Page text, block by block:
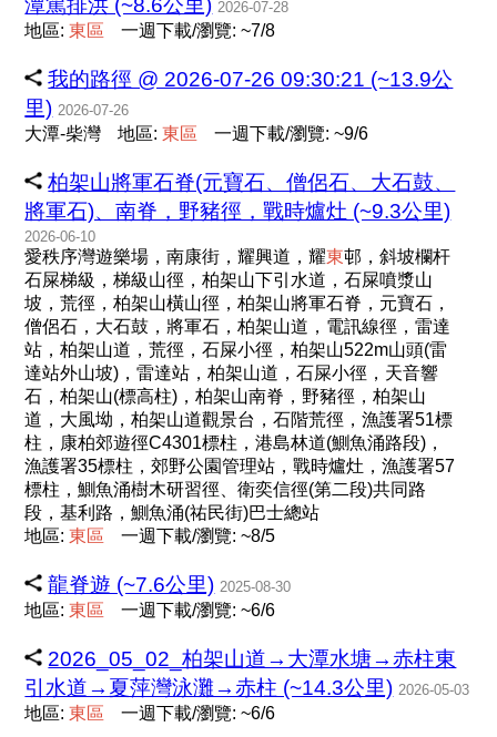
潭篤排洪 (~8.6公里) 2026-07-28
地區:東區 一週下載/瀏覽: ~7/8
我的路徑 @ 2026-07-26 09:30:21 (~13.9公
里) 2026-07-26
大潭-柴灣 地區:東區 一週下載/瀏覽: ~9/6
柏架山將軍石脊(元寶石、僧侶石、大石鼓、
將軍石)、南脊，野豬徑，戰時爐灶 (~9.3公里)
2026-06-10
愛秩序灣遊樂場，南康街，耀興道，耀東邨，斜坡欄杆
石屎梯級，梯級山徑，柏架山下引水道，石屎噴漿山
坡，荒徑，柏架山橫山徑，柏架山將軍石脊，元寶石，
僧侶石，大石鼓，將軍石，柏架山道，電訊線徑，雷達
站，柏架山道，荒徑，石屎小徑，柏架山522m山頭(雷
達站外山坡)，雷達站，柏架山道，石屎小徑，天音響
石，柏架山(標高柱)，柏架山南脊，野豬徑，柏架山
道，大風坳，柏架山道觀景台，石階荒徑，漁護署51標
柱，康柏郊遊徑C4301標柱，港島林道(鰂魚涌路段)，
漁護署35標柱，郊野公園管理站，戰時爐灶，漁護署57
標柱，鰂魚涌樹木研習徑、衛奕信徑(第二段)共同路
段，基利路，鰂魚涌(祐民街)巴士總站
地區:東區 一週下載/瀏覽: ~8/5
龍脊遊 (~7.6公里) 2025-08-30
地區:東區 一週下載/瀏覽: ~6/6
2026_05_02_柏架山道→大潭水塘→赤柱東
引水道→夏萍灣泳灘→赤柱 (~14.3公里) 2026-05-03
地區:東區 一週下載/瀏覽: ~6/6